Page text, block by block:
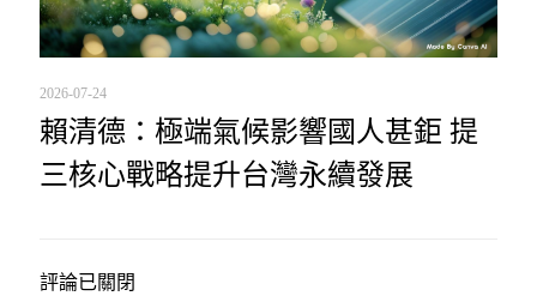
2026-07-24
賴清德：極端氣候影響國人甚鉅 提
三核心戰略提升台灣永續發展
評論已關閉